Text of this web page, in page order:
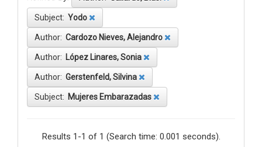
Subject: Yodo
Author: Cardozo Nieves, Alejandro
Author: López Linares, Sonia
Author: Gerstenfeld, Silvina
Subject: Mujeres Embarazadas
Results 1-1 of 1 (Search time: 0.001 seconds).